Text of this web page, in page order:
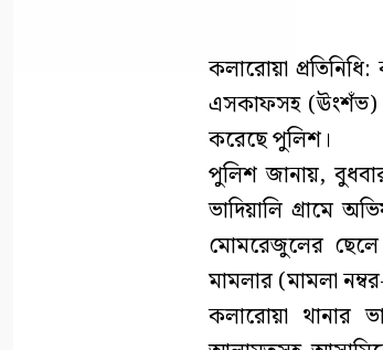
কলারোয়া
এসকাফসহ (ঊংশঁভ)
করেছে পুলিশ।
পুলিশ জানায়,
ভাদিয়ালি গ্রামে
মোমরেজুলের
মামলার (মামলা
কলারোয়া থানার